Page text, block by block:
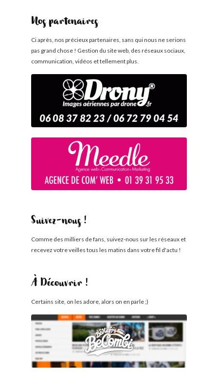
Nos partenaires
Ci après, nos précieux partenaires, sans qui nous ne serions
pas grand chose ! Gestion du site web, des réseaux sociaux,
communication, vidéos et tellement plus.
Suivez-nous !
Comme des milliers de fans, suivez-nous sur les réseaux et
recevez votre veilles tous les matins dans votre fil d'actu !
À Découvrir !
Certains site, on les adore, alors on en parle ;)